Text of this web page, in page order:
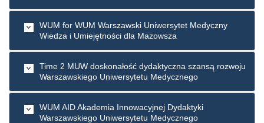
WUM for WUM Warszawski Uniwersytet Medyczny
Wiedza i Umiejętności dla Mazowsza
Time 2 MUW doskonałość dydaktyczna szansą rozwoju
Warszawskiego Uniwersytetu Medycznego
WUM AID Akademia Innowacyjnej Dydaktyki
Warszawskiego Uniwersytetu Medycznego